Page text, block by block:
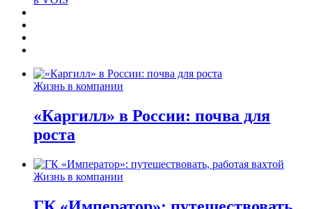
Жизнь в компании
«Каргилл» в России: почва для
роста
Жизнь в компании